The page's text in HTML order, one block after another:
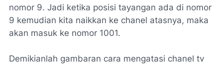
nomor 9. Jadi ketika posisi tayangan ada di nomor
9 kemudian kita naikkan ke chanel atasnya, maka
akan masuk ke nomor 1001.
Demikianlah gambaran cara mengatasi chanel tv